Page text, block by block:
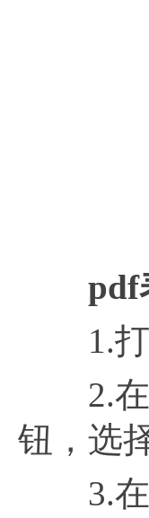
pdf
1.打
2.在
钮，选
3.在“